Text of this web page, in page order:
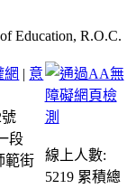
Education, R.O.C.
網 | 意
段
範街
線上人數:
5219 累積總